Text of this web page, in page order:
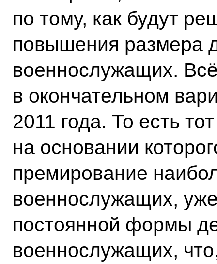
по тому, как будут
повышения размера
военнослужащих.
в окончательном
2011 года. То есть
на основании
премирование
военнослужащих,
постоянной формы
военнослужащих,